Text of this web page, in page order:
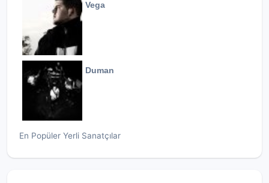
Vega
Duman
En Popüler Yerli Sanatçılar